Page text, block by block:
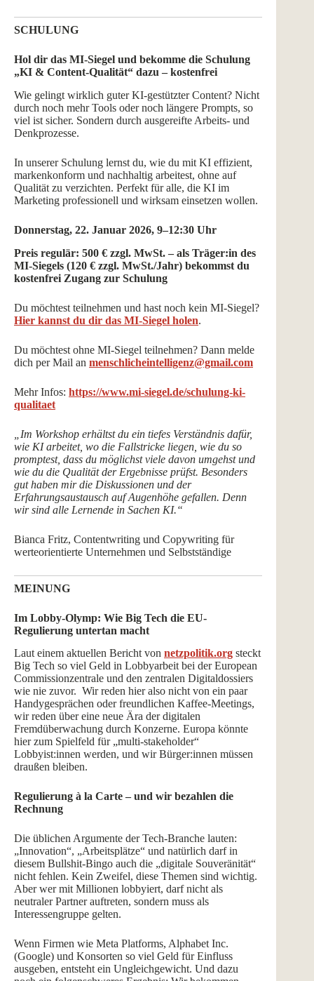
SCHULUNG
Hol dir das MI-Siegel und bekomme die Schulung
„KI & Content-Qualität“ dazu – kostenfrei
Wie gelingt wirklich guter KI-gestützter Content? Nicht
durch noch mehr Tools oder noch längere Prompts, so
viel ist sicher. Sondern durch ausgereifte Arbeits- und
Denkprozesse.
In unserer Schulung lernst du, wie du mit KI effizient,
markenkonform und nachhaltig arbeitest, ohne auf
Qualität zu verzichten. Perfekt für alle, die KI im
Marketing professionell und wirksam einsetzen wollen.
Donnerstag, 22. Januar 2026, 9–12:30 Uhr
Preis regulär: 500 € zzgl. MwSt. – als Träger:in des
MI-Siegels (120 € zzgl. MwSt./Jahr) bekommst du
kostenfrei Zugang zur Schulung
Du möchtest teilnehmen und hast noch kein MI-Siegel?
Hier kannst du dir das MI-Siegel holen.
Du möchtest ohne MI-Siegel teilnehmen? Dann melde
dich per Mail an menschlicheintelligenz@gmail.com
Mehr Infos: https://www.mi-siegel.de/schulung-ki-
qualitaet
„Im Workshop erhältst du ein tiefes Verständnis dafür,
wie KI arbeitet, wo die Fallstricke liegen, wie du so
promptest, dass du möglichst viele davon umgehst und
wie du die Qualität der Ergebnisse prüfst. Besonders
gut haben mir die Diskussionen und der
Erfahrungsaustausch auf Augenhöhe gefallen. Denn
wir sind alle Lernende in Sachen KI.“
Bianca Fritz, Contentwriting und Copywriting für
werteorientierte Unternehmen und Selbstständige
MEINUNG
Im Lobby-Olymp: Wie Big Tech die EU-
Regulierung untertan macht
Laut einem aktuellen Bericht von netzpolitik.org steckt
Big Tech so viel Geld in Lobbyarbeit bei der European
Commissionzentrale und den zentralen Digitaldossiers
wie nie zuvor. Wir reden hier also nicht von ein paar
Handygesprächen oder freundlichen Kaffee-Meetings,
wir reden über eine neue Ära der digitalen
Fremdüberwachung durch Konzerne. Europa könnte
hier zum Spielfeld für „multi-stakeholder“
Lobbyist:innen werden, und wir Bürger:innen müssen
draußen bleiben.
Regulierung à la Carte – und wir bezahlen die
Rechnung
Die üblichen Argumente der Tech-Branche lauten:
„Innovation“, „Arbeitsplätze“ und natürlich darf in
diesem Bullshit-Bingo auch die „digitale Souveränität“
nicht fehlen. Kein Zweifel, diese Themen sind wichtig.
Aber wer mit Millionen lobbyiert, darf nicht als
neutraler Partner auftreten, sondern muss als
Interessengruppe gelten.
Wenn Firmen wie Meta Platforms, Alphabet Inc.
(Google) und Konsorten so viel Geld für Einfluss
ausgeben, entsteht ein Ungleichgewicht. Und dazu